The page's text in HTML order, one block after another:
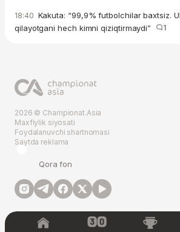
18:40 Kakuta: “99,9% futbolchilar baxtsiz.
qilayotgani hech kimni qiziqtirmaydi”
1
2026 © Championat.Asia
Maxfiylik siyosati
Foydalanuvchi shartnomasi
Saytda reklama
Qora fon